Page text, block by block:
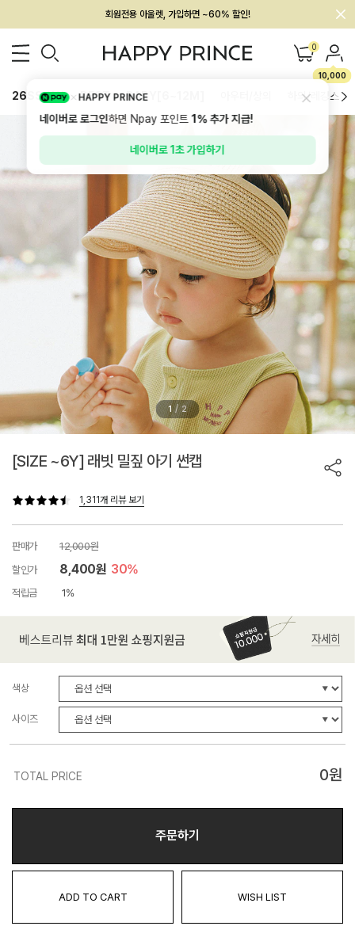
회원전용 아울렛, 가입하면 ~60% 할인!
멤버십 최대 28,000원 혜택 0
10,000
26SS 신상 BEST BABY[6~12M] 하의/레깅스
1 / 2
[SIZE ~6Y] 래빗 밀짚 아기 썬캡
1,311개 리뷰 보기
판매가
12,000원
할인가
8,400원 30%
적립금 1%
색상
사이즈
TOTAL PRICE 0원
주문하기
ADD TO CART WISH LIST
HAPPY PRINCE
네이버로 로그인하면 Npay 포인트1%추가 지급!
네이버로 1초 가입하기